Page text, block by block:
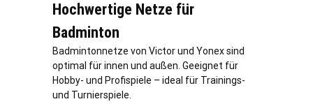
Hochwertige Netze für
Badminton
Badmintonnetze von Victor und Yonex sind
optimal für innen und außen. Geeignet für
Hobby- und Profispiele – ideal für Trainings-
und Turnierspiele.